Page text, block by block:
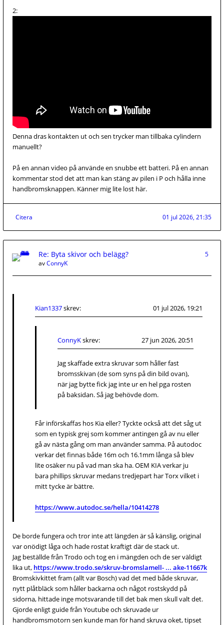
2:
Denna dras kontakten ut och sen trycker man tillbaka cylindern
manuellt?
På en annan video på använde en snubbe ett batteri. På en annan
kommentar stod det att man kan stäng av pilen i P och hålla inne
handbromsknappen. Känner mig lite lost här.
Citera 01 jul 2026, 21:35
Re: Byta skivor och belägg?
5
avConnyK
Kian1337skrev: 01 jul 2026, 19:21
ConnyKskrev: 27 jun 2026, 20:51
Jag skaffade extra skruvar som håller fast
bromsskivan (de som syns på din bild ovan),
när jag bytte fick jag inte ur en hel pga rosten
på baksidan. Så jag behövde dom.
Får införskaffas hos Kia eller? Tyckte också att det såg ut
som en typisk grej som kommer antingen gå av nu eller
gå av nästa gång om man använder samma. På autodoc
verkar det finnas både 16m och 16.1mm långa så blev
lite osäker nu på vad man ska ha. OEM KIA verkar ju
bara phillips skruvar medans tredjepart har Torx vilket i
mitt tycke är bättre.
https://www.autodoc.se/hella/10414278
De borde fungera och tror inte att längden är så känslig, original
var onödigt låga och hade rostat kraftigt där de stack ut.
Jag beställde från Trodo och tog en i mängden och de ser väldigt
lika ut, https://www.trodo.se/skruv-bromslamell- ... ake-11667k
Bromskivkittet fram (allt var Bosch) vad det med både skruvar,
nytt plåtbläck som håller backarna och något rostskydd på
sidorna, hittade inge motsvarande till det bak men skull valt det.
Gjorde enligt guide från Youtube och skruvade ur
handbromsmotorn sen kunde man för hand skruva oket, tipset